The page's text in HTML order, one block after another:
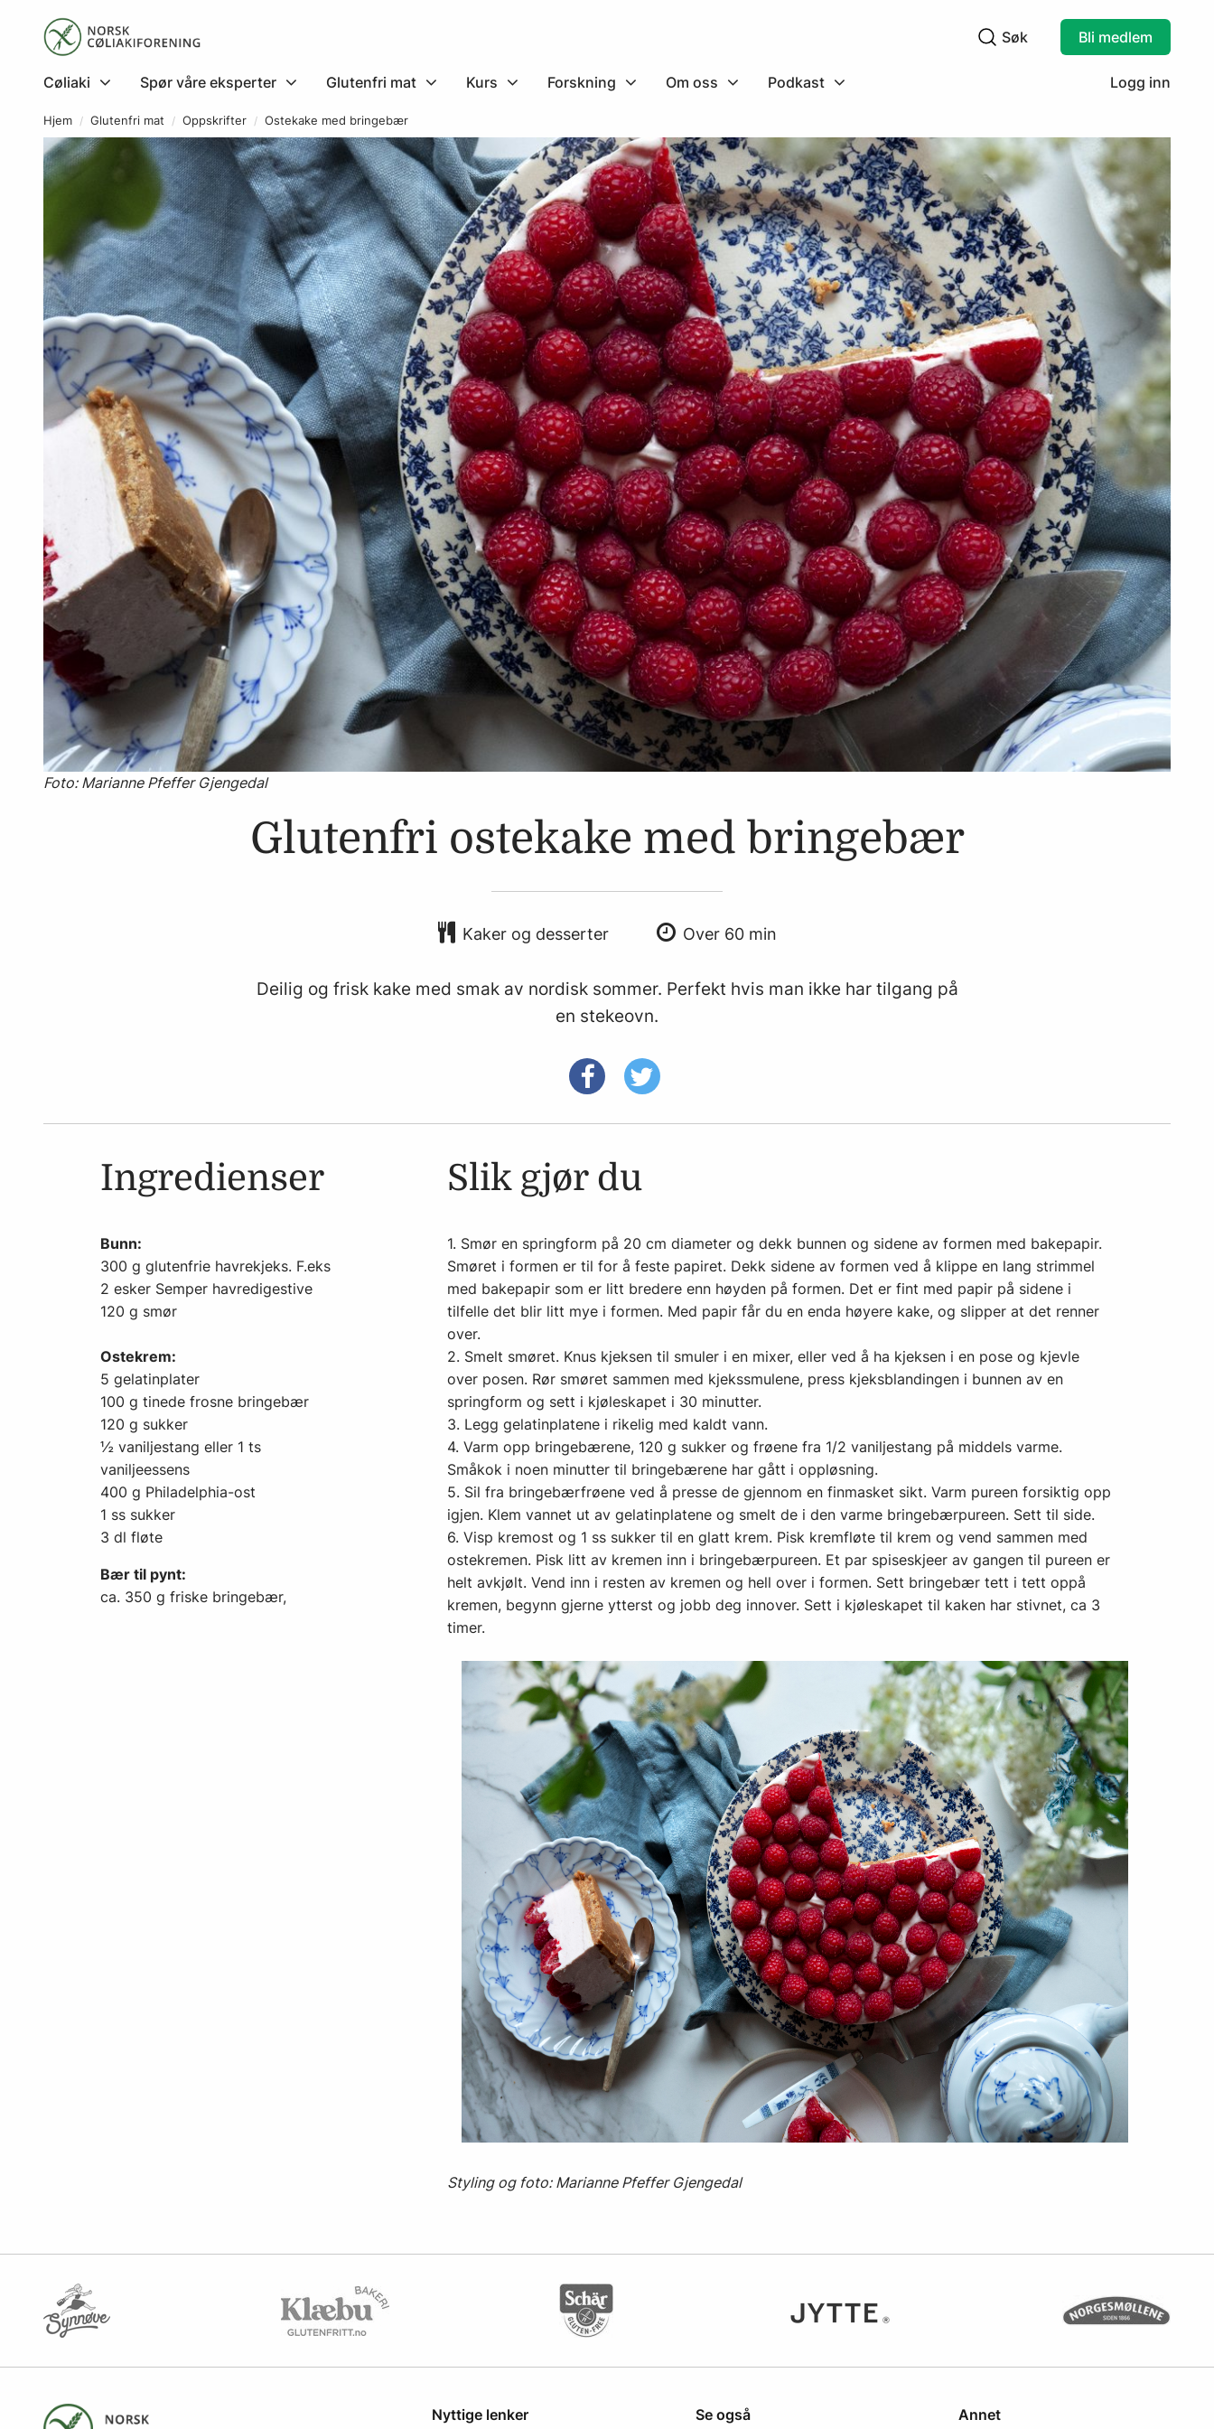
Cøliaki Spør våre eksperter Glutenfri mat Kurs Forskning Om oss Podkast
Søkefelt
Søk Bli medlem
Logg inn
Hjem Glutenfri mat Oppskrifter Ostekake med bringebær
Foto: Marianne Pfeffer Gjengedal
Glutenfri ostekake med bringebær
Kaker og desserter Over 60 min
Deilig og frisk kake med smak av nordisk sommer. Perfekt hvis man ikke har tilgang på
en stekeovn.
Ingredienser
Bunn:
300 g glutenfrie havrekjeks. F.eks
2 esker Semper havredigestive
120 g smør
Ostekrem:
5 gelatinplater
100 g tinede frosne bringebær
120 g sukker
½ vaniljestang eller 1 ts
vaniljeessens
400 g Philadelphia-ost
1 ss sukker
3 dl fløte
Bær til pynt:
ca. 350 g friske bringebær,
Slik gjør du
1. Smør en springform på 20 cm diameter og dekk bunnen og sidene av formen med bakepapir.
Smøret i formen er til for å feste papiret. Dekk sidene av formen ved å klippe en lang strimmel
med bakepapir som er litt bredere enn høyden på formen. Det er fint med papir på sidene i
tilfelle det blir litt mye i formen. Med papir får du en enda høyere kake, og slipper at det renner
over.
2. Smelt smøret. Knus kjeksen til smuler i en mixer, eller ved å ha kjeksen i en pose og kjevle
over posen. Rør smøret sammen med kjekssmulene, press kjeksblandingen i bunnen av en
springform og sett i kjøleskapet i 30 minutter.
3. Legg gelatinplatene i rikelig med kaldt vann.
4. Varm opp bringebærene, 120 g sukker og frøene fra 1/2 vaniljestang på middels varme.
Småkok i noen minutter til bringebærene har gått i oppløsning.
5. Sil fra bringebærfrøene ved å presse de gjennom en finmasket sikt. Varm pureen forsiktig opp
igjen. Klem vannet ut av gelatinplatene og smelt de i den varme bringebærpureen. Sett til side.
6. Visp kremost og 1 ss sukker til en glatt krem. Pisk kremfløte til krem og vend sammen med
ostekremen. Pisk litt av kremen inn i bringebærpureen. Et par spiseskjeer av gangen til pureen er
helt avkjølt. Vend inn i resten av kremen og hell over i formen. Sett bringebær tett i tett oppå
kremen, begynn gjerne ytterst og jobb deg innover. Sett i kjøleskapet til kaken har stivnet, ca 3
timer.
Styling og foto: Marianne Pfeffer Gjengedal
Nyttige lenker Se også Annet